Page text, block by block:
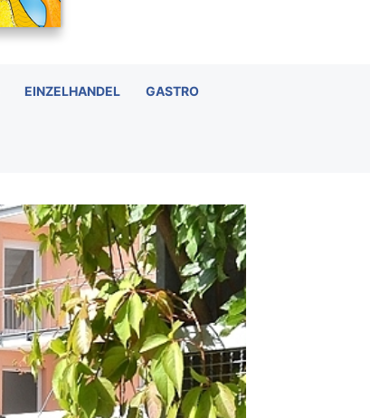
EINZELHANDEL GASTRO